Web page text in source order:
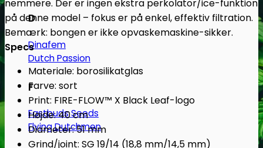
D
Dinafem
Dutch Passion
F
Fastbuds Seeds
Flying Dutchmen
nemmere. Der er ingen ekstra perkolator/ice-funktion
på denne model – fokus er på enkel, effektiv filtration.
Bemærk: bongen er ikke opvaskemaskine-sikker.
Specs
Materiale: borosilikatglas
Farve: sort
Print: FIRE-FLOW™ X Black Leaf-logo
Højde: 40 cm
Diameter: 51 mm
Grind/joint: SG 19/14 (18,8 mm/14,5 mm)